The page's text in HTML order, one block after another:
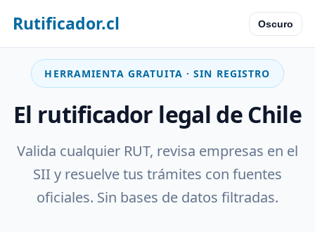
Rutificador.cl Oscuro
HERRAMIENTA GRATUITA · SIN REGISTRO
El rutificador legal de Chile
Valida cualquier RUT, revisa empresas en el
SII y resuelve tus trámites con fuentes
oficiales. Sin bases de datos filtradas.